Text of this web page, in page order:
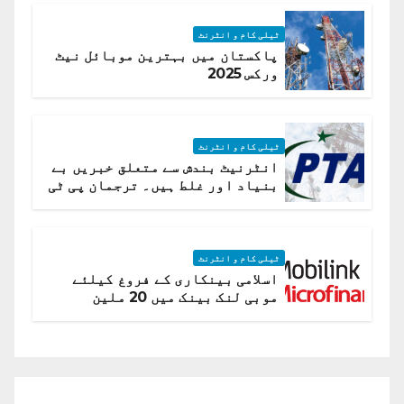
ٹیلی کام و انٹرنٹ
پاکستان میں بہترین موبائل نیٹ
ورکس 2025
ٹیلی کام و انٹرنٹ
انٹرنیٹ بندش سے متعلق خبریں بے
بنیاد اور غلط ہیں۔ ترجمان پی ٹی
ٹیلی کام و انٹرنٹ
اسلامی بینکاری کے فروغ کیلئے
موبی لنک بینک میں 20 ملین